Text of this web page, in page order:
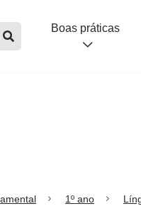
Boas práticas
1º ano